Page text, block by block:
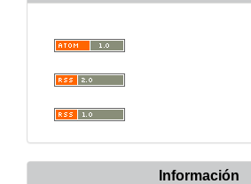
Información